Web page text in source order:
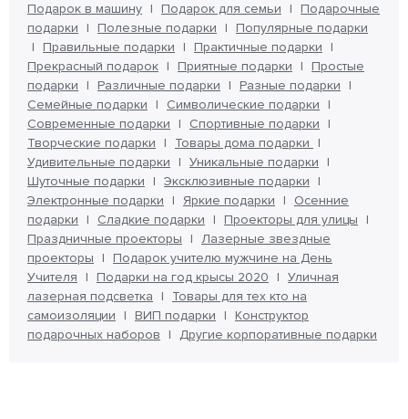
Подарок в машину
Подарок для семьи
Подарочные
подарки
Полезные подарки
Популярные подарки
Правильные подарки
Практичные подарки
Прекрасный подарок
Приятные подарки
Простые
подарки
Различные подарки
Разные подарки
Семейные подарки
Символические подарки
Современные подарки
Спортивные подарки
Творческие подарки
Товары дома подарки
Удивительные подарки
Уникальные подарки
Шуточные подарки
Эксклюзивные подарки
Электронные подарки
Яркие подарки
Осенние
подарки
Сладкие подарки
Проекторы для улицы
Праздничные проекторы
Лазерные звездные
проекторы
Подарок учителю мужчине на День
Учителя
Подарки на год крысы 2020
Уличная
лазерная подсветка
Товары для тех кто на
самоизоляции
ВИП подарки
Конструктор
подарочных наборов
Другие корпоративные подарки